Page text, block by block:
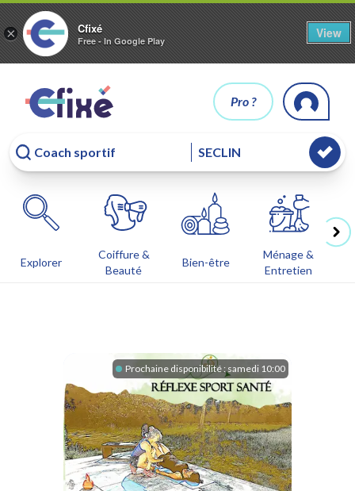
× Cfixé
Free - In Google Play
View
Pro ?
Explorer
Coiffure &
Beauté
Bien-être
Ménage &
Entretien
Prochaine disponibilité : samedi 10:00